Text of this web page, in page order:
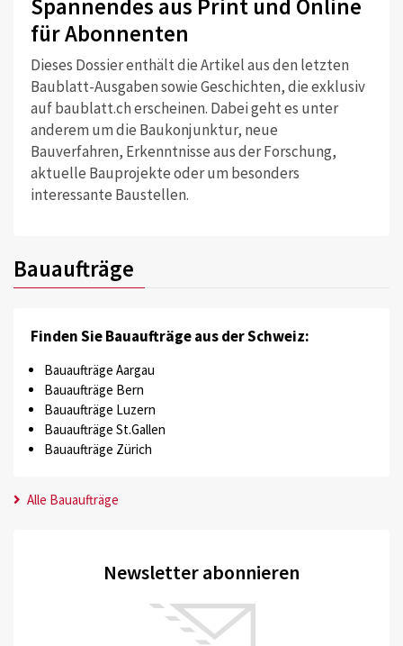
Spannendes aus Print und Online
für Abonnenten
Dieses Dossier enthält die Artikel aus den letzten
Baublatt-Ausgaben sowie Geschichten, die exklusiv
auf baublatt.ch erscheinen. Dabei geht es unter
anderem um die Baukonjunktur, neue
Bauverfahren, Erkenntnisse aus der Forschung,
aktuelle Bauprojekte oder um besonders
interessante Baustellen.
Bauaufträge
Finden Sie Bauaufträge aus der Schweiz:
Bauaufträge Aargau
Bauaufträge Bern
Bauaufträge Luzern
Bauaufträge St.Gallen
Bauaufträge Zürich
Alle Bauaufträge
Newsletter abonnieren